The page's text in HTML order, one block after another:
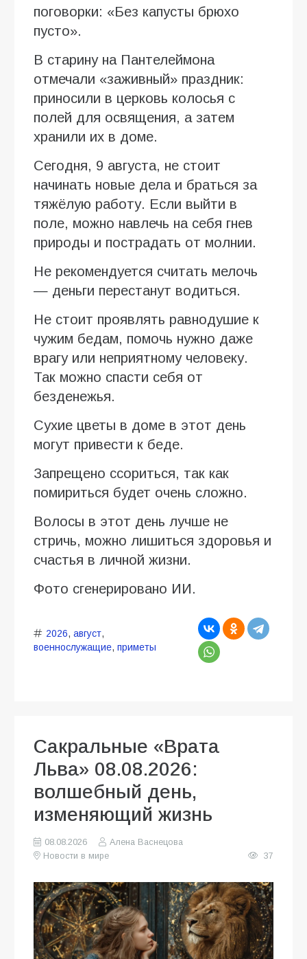
поговорки: «Без капусты брюхо
пусто».
В старину на Пантелеймона
отмечали «заживный» праздник:
приносили в церковь колосья с
полей для освящения, а затем
хранили их в доме.
Сегодня, 9 августа, не стоит
начинать новые дела и браться за
тяжёлую работу. Если выйти в
поле, можно навлечь на себя гнев
природы и пострадать от молнии.
Не рекомендуется считать мелочь
— деньги перестанут водиться.
Не стоит проявлять равнодушие к
чужим бедам, помочь нужно даже
врагу или неприятному человеку.
Так можно спасти себя от
безденежья.
Сухие цветы в доме в этот день
могут привести к беде.
Запрещено ссориться, так как
помириться будет очень сложно.
Волосы в этот день лучше не
стричь, можно лишиться здоровья и
счастья в личной жизни.
Фото сгенерировано ИИ.
2026, август,
военнослужащие, приметы
Сакральные «Врата
Льва» 08.08.2026:
волшебный день,
изменяющий жизнь
08.08.2026
Алена Васнецова
Новости в мире
37